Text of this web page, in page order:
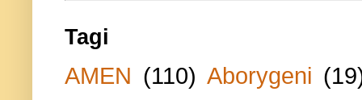
Tagi
AMEN (110) Aborygeni